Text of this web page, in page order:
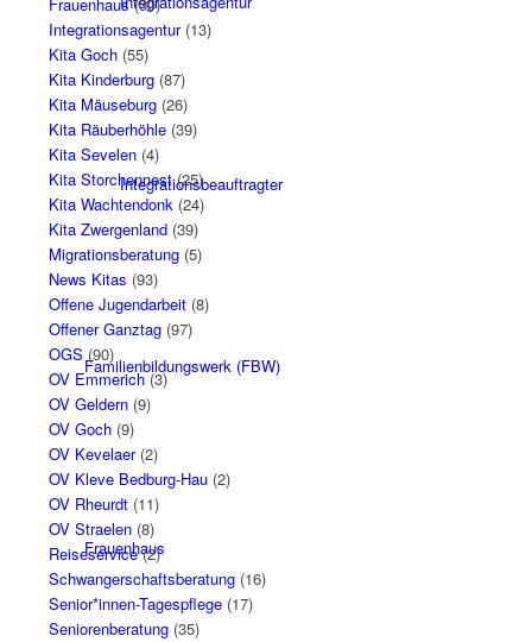
Integrationsbeauftragter
Familienbildungswerk (FBW)
Frauenhaus
Frauenhaus(30)
Integrationsagentur(13)
Kita Goch(55)
Kita Kinderburg(87)
Kita Mäuseburg(26)
Kita Räuberhöhle(39)
Kita Sevelen(4)
Kita Storchennest(25)
Kita Wachtendonk(24)
Kita Zwergenland(39)
Migrationsberatung(5)
News Kitas (93)
Offene Jugendarbeit(8)
Offener Ganztag(97)
OGS (90)
OV Emmerich(3)
OV Geldern(9)
OV Goch(9)
OV Kevelaer(2)
OV Kleve Bedburg-Hau(2)
OV Rheurdt(11)
OV Straelen(8)
Reiseservice(2)
Schwangerschaftsberatung(16)
Senior*innen-Tagespflege(17)
Seniorenberatung(35)